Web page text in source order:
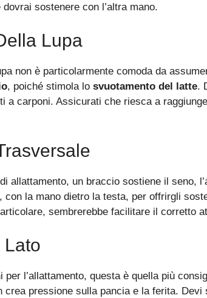
sostenere con l’altra mano.
Lupa
non è particolarmente comoda da
, poiché stimola lo svuotamento del latte.
a carponi. Assicurati che riesca a
allattamento, un braccio sostiene il seno,
con la mano dietro la testa, per offrirgli
sembrerebbe facilitare il corretto
Lato
per l’allattamento, questa è quella più
crea pressione sulla pancia e la ferita.